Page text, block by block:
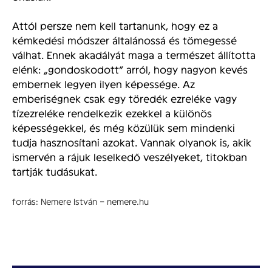
Attól persze nem kell tartanunk, hogy ez a
kémkedési módszer általánossá és tömegessé
válhat. Ennek akadályát maga a természet állította
elénk: „gondoskodott” arról, hogy nagyon kevés
embernek legyen ilyen képessége. Az
emberiségnek csak egy töredék ezreléke vagy
tízezreléke rendelkezik ezekkel a különös
képességekkel, és még közülük sem mindenki
tudja hasznosítani azokat. Vannak olyanok is, akik
ismervén a rájuk leselkedő veszélyeket, titokban
tartják tudásukat.
forrás: Nemere István – nemere.hu